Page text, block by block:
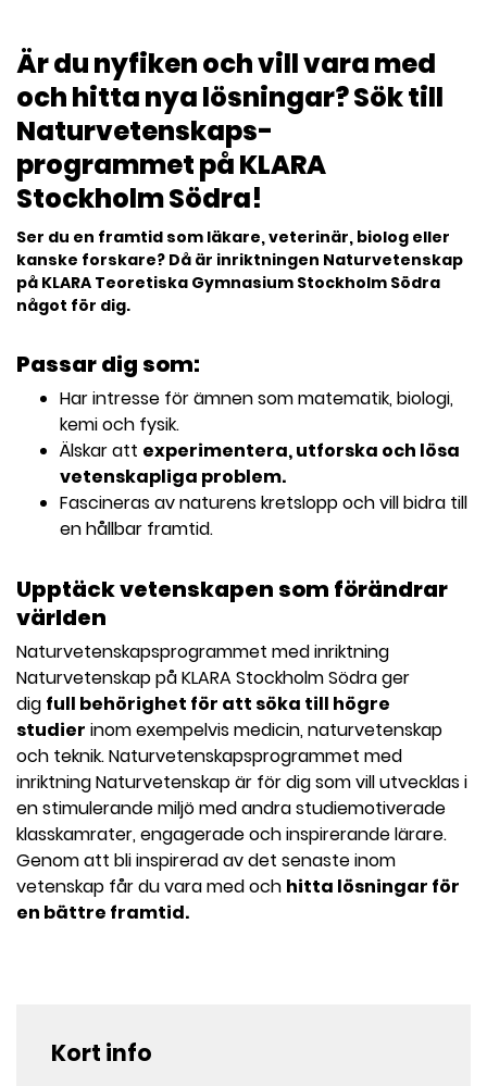
Är du nyfiken och vill vara med
och hitta nya lösningar? Sök till
Naturvetenskaps-
programmet på KLARA
Stockholm Södra!
Ser du en framtid som läkare, veterinär, biolog eller
kanske forskare? Då är inriktningen Naturvetenskap
på KLARA Teoretiska Gymnasium Stockholm Södra
något för dig.
Passar dig som:
Har intresse för ämnen som matematik, biologi,
kemi och fysik.
Älskar att experimentera, utforska och lösa
vetenskapliga problem.
Fascineras av naturens kretslopp och vill bidra till
en hållbar framtid.
Upptäck vetenskapen som förändrar
världen
Naturvetenskapsprogrammet med inriktning
Naturvetenskap på KLARA Stockholm Södra ger
dig full behörighet för att söka till högre
studier inom exempelvis medicin, naturvetenskap
och teknik. Naturvetenskapsprogrammet med
inriktning Naturvetenskap är för dig som vill utvecklas i
en stimulerande miljö med andra studiemotiverade
klasskamrater, engagerade och inspirerande lärare.
Genom att bli inspirerad av det senaste inom
vetenskap får du vara med och hitta lösningar för
en bättre framtid.
Kort info